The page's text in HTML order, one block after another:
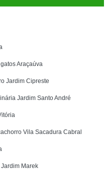
Araçaúva
Jardim Cipreste
Jardim Santo André
Vila Sacadura Cabral
Marek